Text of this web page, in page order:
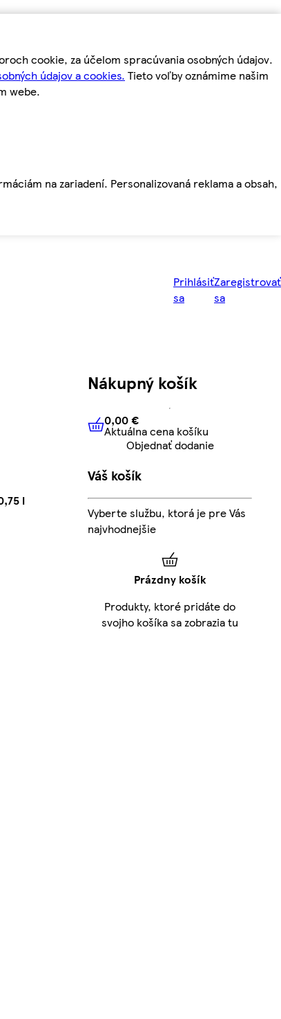
cookie, za účelom spracúvania osobných údajov.
údajov a cookies. Tieto voľby oznámime našim
webe.
na zariadení. Personalizovaná reklama a obsah,
Prihlásiť
sa
Zaregistrovať
sa
l
Nákupný košík
0,00 € Aktuálna cena košíku
0,00 €
Aktuálna cena košíku
Objednať dodanie
Váš košík
Vyberte službu, ktorá je pre Vás
najvhodnejšie
Prázdny košík
Produkty, ktoré pridáte do
svojho košíka sa zobrazia tu